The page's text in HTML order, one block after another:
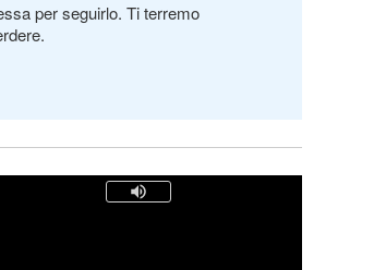
per seguirlo. Ti terremo